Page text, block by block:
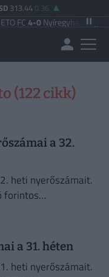
313.44 0.36
FC4-0Nyíregyháza Újpest
(122 cikk)
a 32.
heti nyerőszámait.
forintos
a 31. héten
heti nyerőszámait.